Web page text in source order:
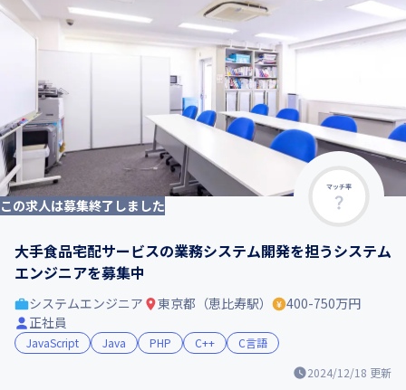
マッチ率
この求人は募集終了しました
大手食品宅配サービスの業務システム開発を担うシステム
エンジニアを募集中
2024/12/18 更新
システムエンジニア 東京都（恵比寿駅）
400-750万円
正社員
JavaScript Java PHP C++ C言語